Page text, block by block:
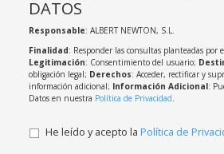
DATOS
Responsable: ALBERT NEWTON, S.L.
Finalidad: Responder las consultas planteadas
Legitimación: Consentimiento del usuario;
obligación legal; Derechos: Acceder, rectificar y
información adicional; Información Adicional:
Datos en nuestra Política de Privacidad
He leído y acepto la Política de